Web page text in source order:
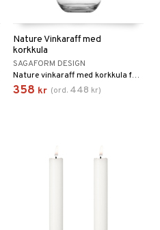
Nature Vinkaraff med
korkkula
SAGAFORM DESIGN
Nature vinkaraff med korkkula förenar hållbarhet, böljande former och elegans.
358 kr (ord. 448 kr)